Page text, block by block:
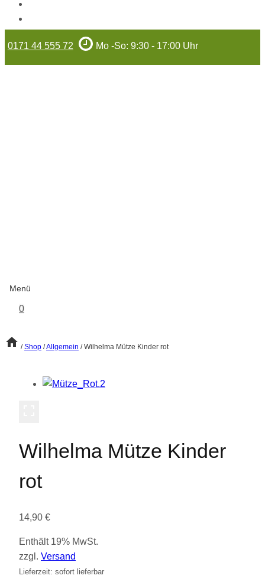
0171 44 555 72 Mo -So: 9:30 - 17:00 Uhr
Menü
0
/ Shop /Allgemein / Wilhelma Mütze Kinder rot
Wilhelma Mütze Kinder
rot
14,90 €
Enthält 19% MwSt.
zzgl. Versand
Lieferzeit: sofort lieferbar